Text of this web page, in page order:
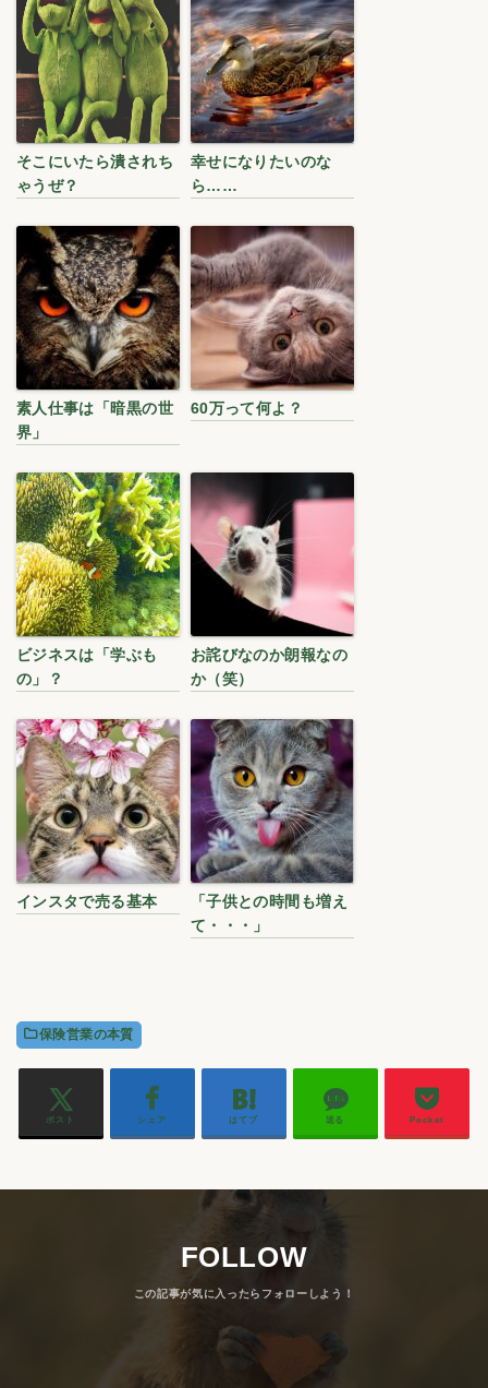
そこにいたら潰されち
ゃうぜ？
幸せになりたいのな
ら……
素人仕事は「暗黒の世
界」
60万って何よ？
ビジネスは「学ぶも
の」？
お詫びなのか朗報なの
か（笑）
インスタで売る基本
「子供との時間も増え
て・・・」
保険営業の本質
ポスト シェア はてブ 送る Pocket
FOLLOW